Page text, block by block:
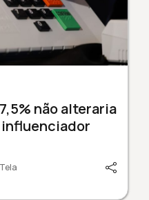
não alteraria